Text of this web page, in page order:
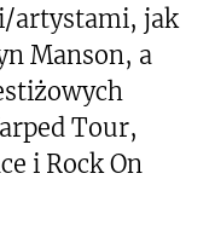
artystami, jak
Manson, a
Tour,
i Rock On